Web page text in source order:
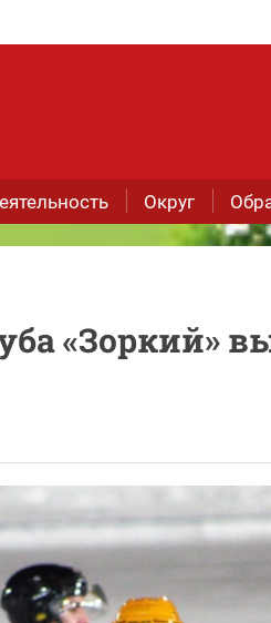
Округ
«Зоркий»